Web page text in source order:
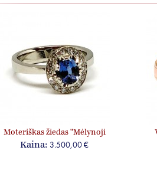
Moteriškas žiedas "Mėlynoji
gėlė"
Kaina: 3.500,00 €